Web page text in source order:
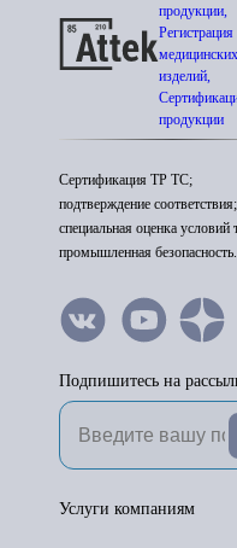
продукции,
Регистрация
медицинских
изделий,
продукции
Сертификация ТР ТС;
подтверждение соответствия;
специальная оценка условий
промышленная безопасность.
Подпишитесь на
Услуги компаниям